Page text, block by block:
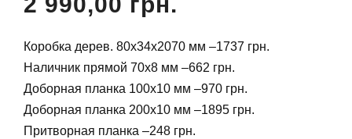
Коробка дерев. 80х34х2070 мм –1737 грн.
Наличник прямой 70х8 мм –662 грн.
Доборная планка 100х10 мм –970 грн.
Доборная планка 200х10 мм –1895 грн.
Притворная планка –248 грн.